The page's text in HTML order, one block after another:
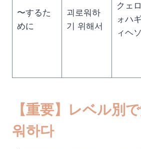
〜するた
めに
괴로워하
기 위해서
クェ
ォハ
ィヘソ
【重要】レベル別
워하다